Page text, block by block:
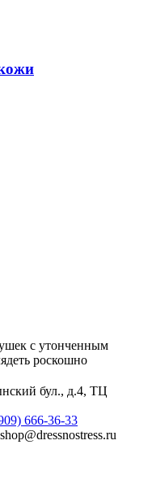
с утонченным
роскошно
бул., д.4, ТЦ
666-36-33